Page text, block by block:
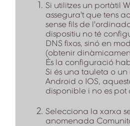
Si utilitzes un portàtil
assegura't que tens
sense fils de
dispositiu no té
DNS fixos, sinó en
(obtenir
És la configuració
Si és una tauleta o
Android o IOS,
disponible i no es pot
Selecciona la xarxa
anomenada